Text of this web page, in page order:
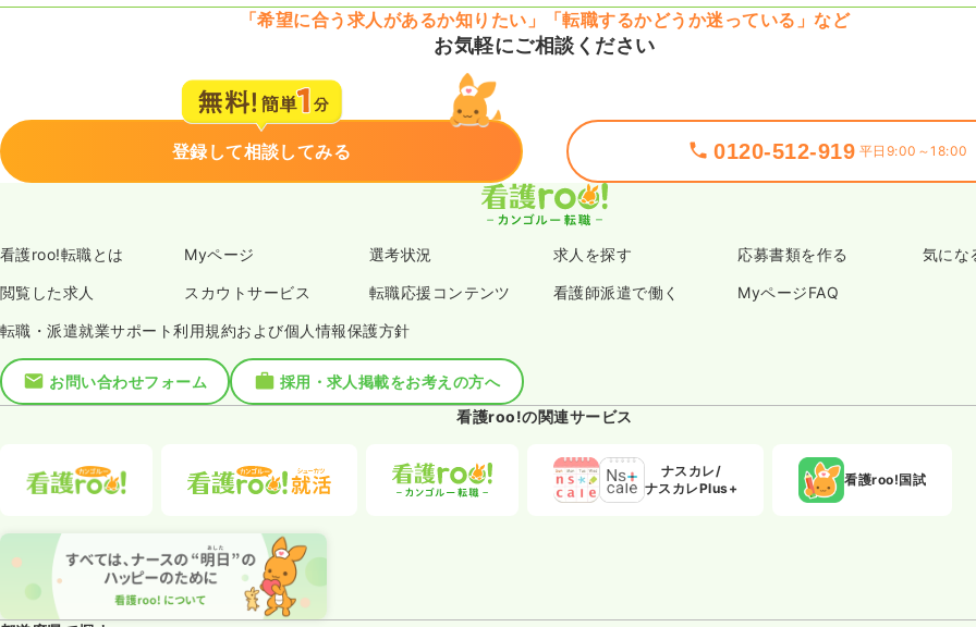
「希望に合う求人があるか知りたい」「転職するかどうか迷っている」など
お気軽にご相談ください
登録して相談してみる 0120-512-919 平日9:00～18:00
看護roo!転職とは Myページ 選考状況 求人を探す 応募書類を作る 気にな
閲覧した求人 スカウトサービス 転職応援コンテンツ 看護師派遣で働く MyページFAQ
転職・派遣就業サポート利用規約および個人情報保護方針
お問い合わせフォーム
採用・求人掲載をお考えの方へ
看護roo!の関連サービス
ナスカレ/
ナスカレPlus+
看護roo!国試